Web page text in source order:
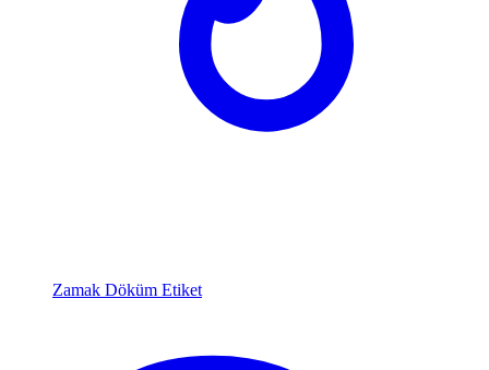
Zamak Döküm Etiket